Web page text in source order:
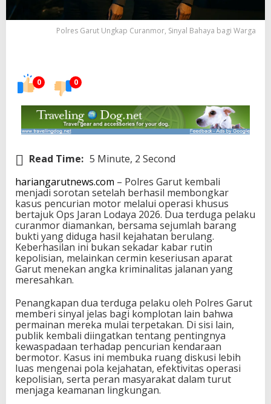
Polres Garut Ungkap Curanmor, Sinyal Bahaya bagi Warga
0 0
Read Time: 5 Minute, 2 Second
hariangarutnews.com – Polres Garut kembali
menjadi sorotan setelah berhasil membongkar
kasus pencurian motor melalui operasi khusus
bertajuk Ops Jaran Lodaya 2026. Dua terduga pelaku
curanmor diamankan, bersama sejumlah barang
bukti yang diduga hasil kejahatan berulang.
Keberhasilan ini bukan sekadar kabar rutin
kepolisian, melainkan cermin keseriusan aparat
Garut menekan angka kriminalitas jalanan yang
meresahkan.
Penangkapan dua terduga pelaku oleh Polres Garut
memberi sinyal jelas bagi komplotan lain bahwa
permainan mereka mulai terpetakan. Di sisi lain,
publik kembali diingatkan tentang pentingnya
kewaspadaan terhadap pencurian kendaraan
bermotor. Kasus ini membuka ruang diskusi lebih
luas mengenai pola kejahatan, efektivitas operasi
kepolisian, serta peran masyarakat dalam turut
menjaga keamanan lingkungan.